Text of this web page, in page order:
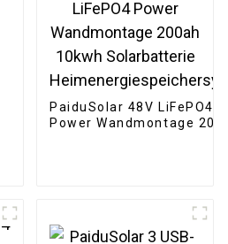
PaiduSolar 48V LiFePO4
Power Wandmontage